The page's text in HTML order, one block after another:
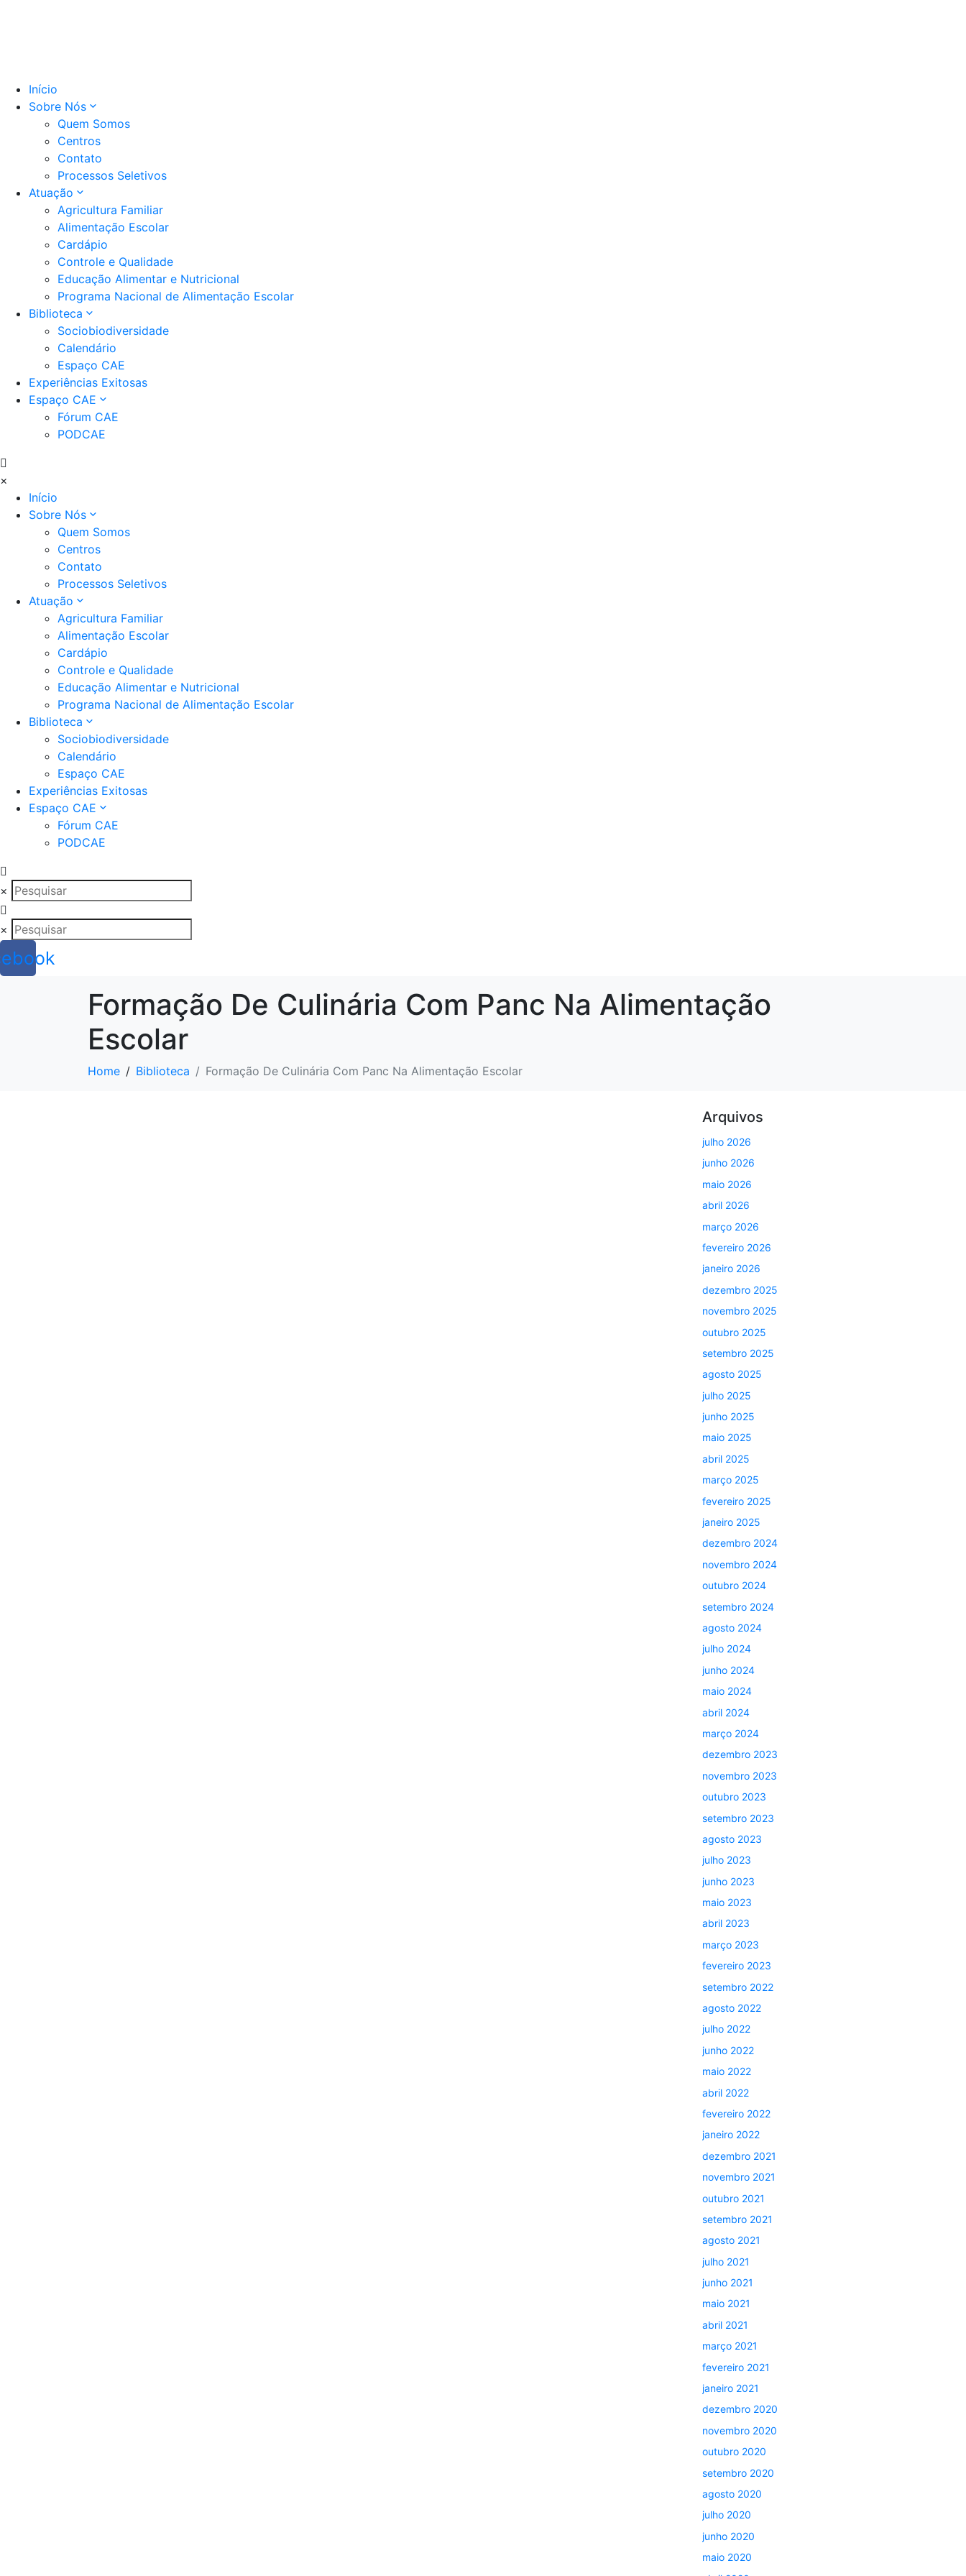
Início
Sobre Nós
Quem Somos
Centros
Contato
Processos Seletivos
Atuação
Agricultura Familiar
Alimentação Escolar
Cardápio
Controle e Qualidade
Educação Alimentar e Nutricional
Programa Nacional de Alimentação Escolar
Biblioteca
Sociobiodiversidade
Calendário
Espaço CAE
Experiências Exitosas
Espaço CAE
Fórum CAE
PODCAE
×
Início
Sobre Nós
Quem Somos
Centros
Contato
Processos Seletivos
Atuação
Agricultura Familiar
Alimentação Escolar
Cardápio
Controle e Qualidade
Educação Alimentar e Nutricional
Programa Nacional de Alimentação Escolar
Biblioteca
Sociobiodiversidade
Calendário
Espaço CAE
Experiências Exitosas
Espaço CAE
Fórum CAE
PODCAE
×
×
Formação De Culinária Com Panc Na Alimentação
Escolar
Home Biblioteca Formação De Culinária Com Panc Na Alimentação Escolar
Arquivos
julho 2026
junho 2026
maio 2026
abril 2026
março 2026
fevereiro 2026
janeiro 2026
dezembro 2025
novembro 2025
outubro 2025
setembro 2025
agosto 2025
julho 2025
junho 2025
maio 2025
abril 2025
março 2025
fevereiro 2025
janeiro 2025
dezembro 2024
novembro 2024
outubro 2024
setembro 2024
agosto 2024
julho 2024
junho 2024
maio 2024
abril 2024
março 2024
dezembro 2023
novembro 2023
outubro 2023
setembro 2023
agosto 2023
julho 2023
junho 2023
maio 2023
abril 2023
março 2023
fevereiro 2023
setembro 2022
agosto 2022
julho 2022
junho 2022
maio 2022
abril 2022
fevereiro 2022
janeiro 2022
dezembro 2021
novembro 2021
outubro 2021
setembro 2021
agosto 2021
julho 2021
junho 2021
maio 2021
abril 2021
março 2021
fevereiro 2021
janeiro 2021
dezembro 2020
novembro 2020
outubro 2020
setembro 2020
agosto 2020
julho 2020
junho 2020
maio 2020